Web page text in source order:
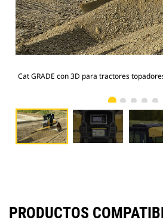
Cat GRADE con 3D para tractores
PRODUCTOS